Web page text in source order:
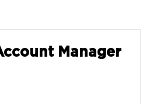
Manager